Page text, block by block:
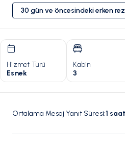
30 gün ve öncesindeki erken
Hizmet Türü
Esnek
Kabin
3
Ortalama Mesaj Yanıt Süresi:1 saat